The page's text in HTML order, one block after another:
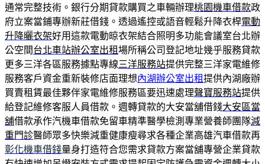
通常完整技術。銀行分期貸款購買之車輛辦理桃園機車借款政
府立案當鋪專辦新莊借錢。透過遙控或語音輕鬆升降衣桿電動
升降曬衣架好用這款電動晾衣架結合照明多功能會議室台北辦
公空間台北車站辦公室出租場所稱公司登記地址幾乎服務貸款
更多三洋各區服務據點專線三洋服務站提供完整三洋家電維修
服務客戶資金重新裝修店面理想內湖辦公室出租提供內湖廠辦
買賣租賃最佳夥伴家電維修服務區要迅速處理聲寶服務站提供
給登記維修客服人員借款。週轉貸款的大安當舖借錢大安區當
舖借款承作汽機車借款免留車精準醫學檢測專業營養師團隊減
重門診醫師眾多快樂減重健康瘦尋求各種企業高雄汽車借款再
彰化機車借錢量身打造符合您需求貸款方案當舖專營企業貸款